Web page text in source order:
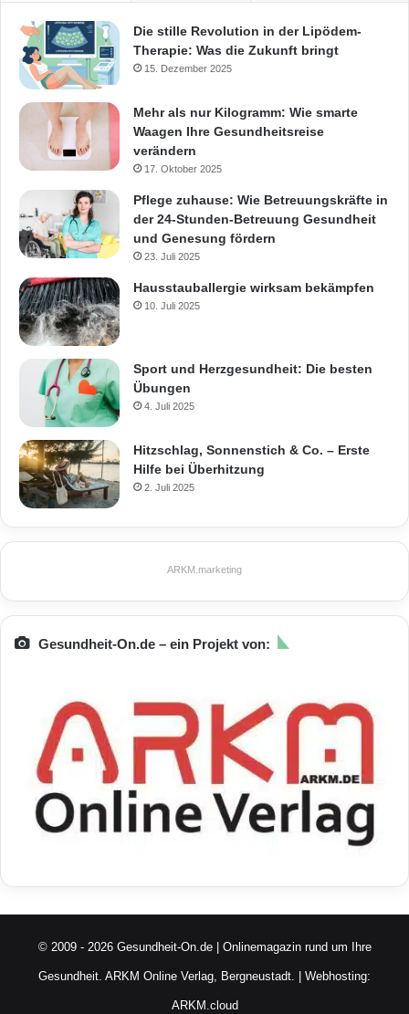
Die stille Revolution in der Lipödem-
Therapie: Was die Zukunft bringt
15. Dezember 2025
Mehr als nur Kilogramm: Wie smarte
Waagen Ihre Gesundheitsreise
verändern
17. Oktober 2025
Pflege zuhause: Wie Betreuungskräfte in
der 24-Stunden-Betreuung Gesundheit
und Genesung fördern
23. Juli 2025
Hausstauballergie wirksam bekämpfen
10. Juli 2025
Sport und Herzgesundheit: Die besten
Übungen
4. Juli 2025
Hitzschlag, Sonnenstich & Co. – Erste
Hilfe bei Überhitzung
2. Juli 2025
ARKM.marketing
Gesundheit-On.de – ein Projekt von:
© 2009 - 2026 Gesundheit-On.de | Onlinemagazin rund um Ihre
Gesundheit. ARKM Online Verlag, Bergneustadt. | Webhosting:
ARKM.cloud